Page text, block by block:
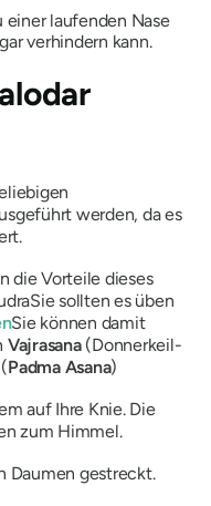
laufenden Nase
verhindern kann.
werden, da es
die Vorteile dieses
Sie sollten es üben
Sie können damit
Vajrasana(Donnerkeil-
Padma Asana)
auf Ihre Knie. Die
zum Himmel.
Daumen gestreckt.